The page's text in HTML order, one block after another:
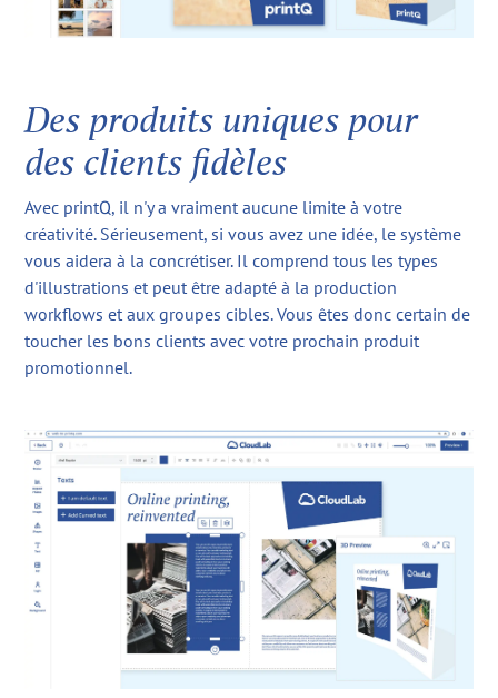
Des produits uniques pour
des clients fidèles
Avec printQ, il n'y a vraiment aucune limite à votre
créativité. Sérieusement, si vous avez une idée, le système
vous aidera à la concrétiser. Il comprend tous les types
d'illustrations et peut être adapté à la production
workflows et aux groupes cibles. Vous êtes donc certain de
toucher les bons clients avec votre prochain produit
promotionnel.